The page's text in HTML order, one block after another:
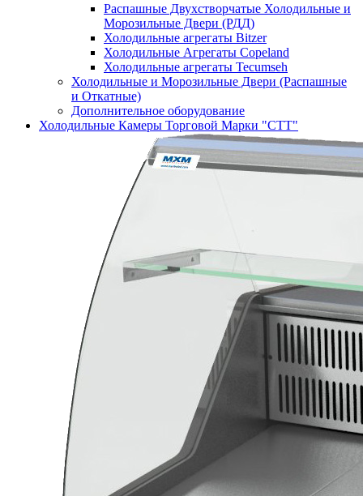
Распашные Двухстворчатые Холодильные и
Морозильные Двери (РДД)
Холодильные агрегаты Bitzer
Холодильные Агрегаты Copeland
Холодильные агрегаты Tecumseh
Холодильные и Морозильные Двери (Распашные
и Откатные)
Дополнительное оборудование
Холодильные Камеры Торговой Марки "СТТ"